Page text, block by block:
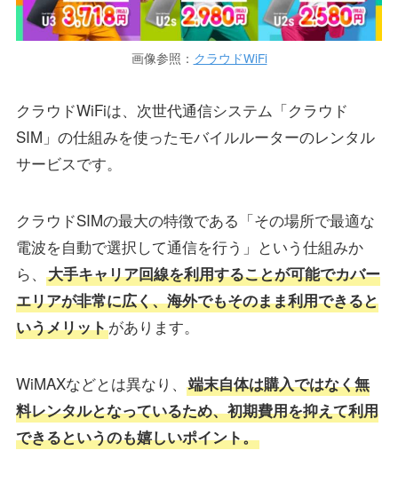
画像参照： クラウドWiFi
クラウドWiFiは、次世代通信システム「クラウド
SIM」の仕組みを使ったモバイルルーターのレンタル
サービスです。
クラウドSIMの最大の特徴である「その場所で最適な
電波を自動で選択して通信を行う」という仕組みか
ら、
大手キャリア回線を利用することが可能でカバー
エリアが非常に広く、海外でもそのまま利用できると
いうメリットがあります。
WiMAXなどとは異なり、
端末自体は購入ではなく無
料レンタルとなっているため、初期費用を抑えて利用
できるというのも嬉しいポイント。